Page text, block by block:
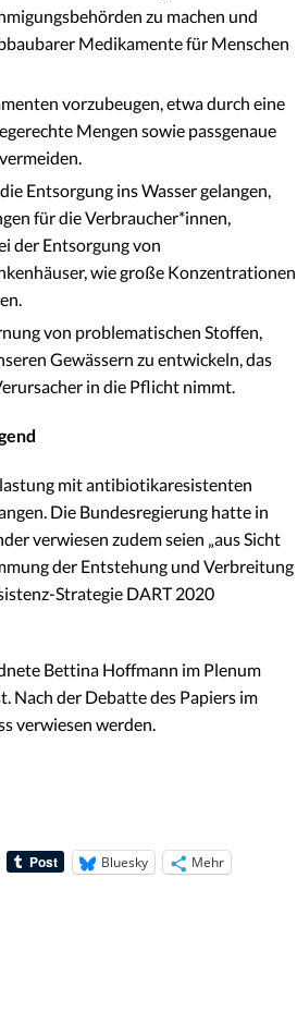
zu machen und
Medikamente für Menschen
vorzubeugen, etwa durch eine
Mengen sowie passgenaue
Entsorgung ins Wasser gelangen,
für die Verbraucher*innen,
der Entsorgung von
wie große Konzentrationen
von problematischen Stoffen,
Gewässern zu entwickeln, das
in die Pflicht nimmt.
mit antibiotikaresistenten
Die Bundesregierung hatte in
verwiesen zudem seien „aus Sicht
der Entstehung und Verbreitung
Strategie DART 2020
Bettina Hoffmann im Plenum
Nach der Debatte des Papiers im
verwiesen werden.
Bluesky Mehr